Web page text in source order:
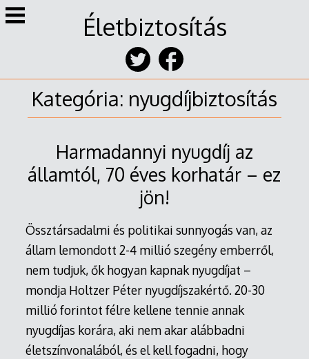
Skip
to
Életbiztosítás
Kategória: nyugdíjbiztosítás
Harmadannyi nyugdíj az
államtól, 70 éves korhatár – ez
jön!
Össztársadalmi és politikai sunnyogás van, az
állam lemondott 2-4 millió szegény emberről,
nem tudjuk, ők hogyan kapnak nyugdíjat –
mondja Holtzer Péter nyugdíjszakértő. 20-30
millió forintot félre kellene tennie annak
nyugdíjas korára, aki nem akar alábbadni
életszínvonalából, és el kell fogadni, hogy